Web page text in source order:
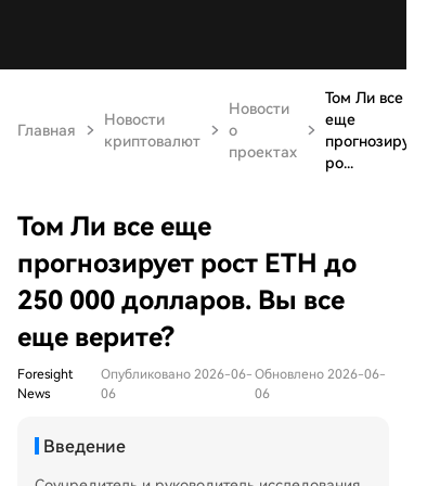
Главная
Новости
криптовалют
Новости
о
проектах
Том Ли все
еще
прогнозирует
ро...
Том Ли все еще
прогнозирует рост ETH до
250 000 долларов. Вы все
еще верите?
Foresight
News
Опубликовано 2026-06-
06
Обновлено 2026-06-
06
Введение